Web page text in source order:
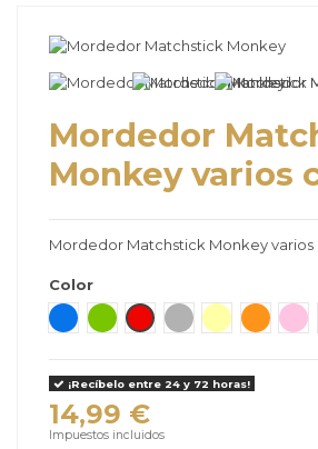
Mordedor
Monkey varios
Mordedor Matchstick Monkey varios
Color
Azul
Verde Rojo Gris AmarilloNaranja
¡Recíbelo entre 24 y 72 horas!
14,99 €
Impuestos incluidos